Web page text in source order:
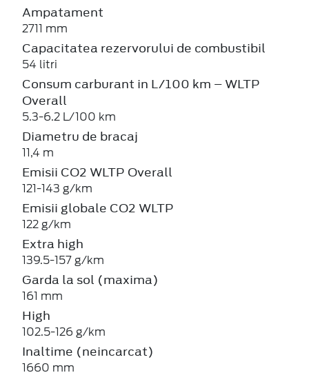
Ampatament
2711 mm
Capacitatea rezervorului de combustibil
54 litri
Consum carburant in L/100 km – WLTP
Overall
5.3-6.2 L/100 km
Diametru de bracaj
11,4 m
Emisii CO2 WLTP Overall
121-143 g/km
Emisii globale CO2 WLTP
122 g/km
Extra high
139.5-157 g/km
Garda la sol (maxima)
161 mm
High
102.5-126 g/km
Inaltime (neincarcat)
1660 mm